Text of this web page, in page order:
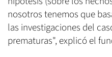
nosotros tenemos que
las investigaciones del
prematuras", explicó el